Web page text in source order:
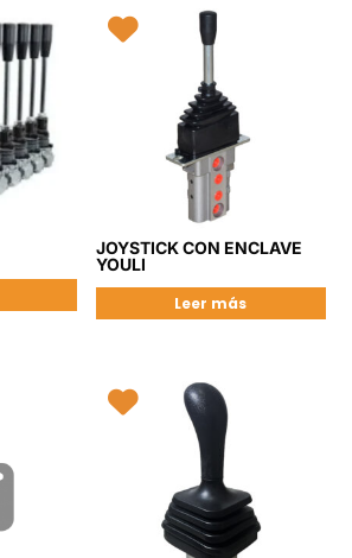
JOYSTICK CON ENCLAVE
YOULI
Leer más